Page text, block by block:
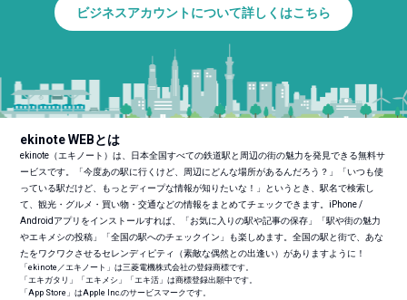
ビジネスアカウントについて詳しくはこちら
ekinote WEBとは
ekinote（エキノート）は、日本全国すべての鉄道駅と周辺の街の魅力を発見できる無料サ
ービスです。「今度あの駅に行くけど、周辺にどんな場所があるんだろう？」「いつも使
っている駅だけど、もっとディープな情報が知りたいな！」というとき、駅名で検索し
て、観光・グルメ・買い物・交通などの情報をまとめてチェックできます。iPhone /
Androidアプリをインストールすれば、「お気に入りの駅や記事の保存」「駅や街の魅力
やエキメシの投稿」「全国の駅へのチェックイン」も楽しめます。全国の駅と街で、あな
たをワクワクさせるセレンディピティ（素敵な偶然との出逢い）がありますように！
「ekinote／エキノート」は三菱電機株式会社の登録商標です。
「エキガタリ」「エキメシ」「エキ活」は商標登録出願中です。
「App Store」はApple Inc.のサービスマークです。